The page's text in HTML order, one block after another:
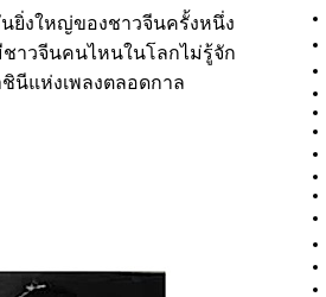
ยิ่งใหญ่ของชาวจีนครั้งหนึ่ง
ชาวจีนคนไหนในโลกไม่รู้จัก
ชินีแห่งเพลงตลอดกาล